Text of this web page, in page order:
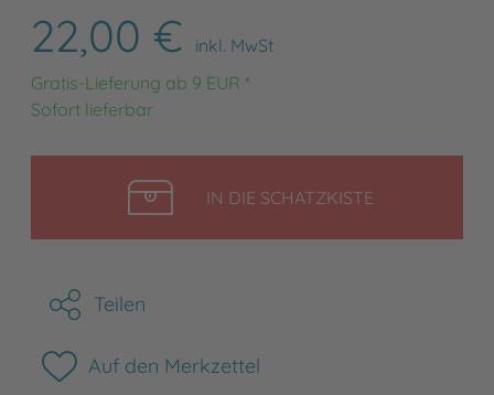
22,00 €
inkl. MwSt
Gratis-Lieferung ab 9 EUR *
Sofort lieferbar
IN DIE SCHATZKISTELEGEN
Teilen
Auf den Merkzettel